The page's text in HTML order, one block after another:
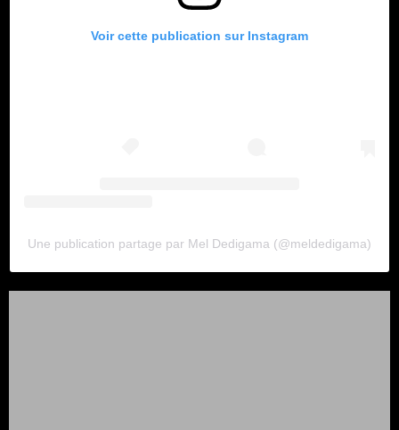
Voir cette publication sur Instagram
Une publication partage par Mel Dedigama (@meldedigama)